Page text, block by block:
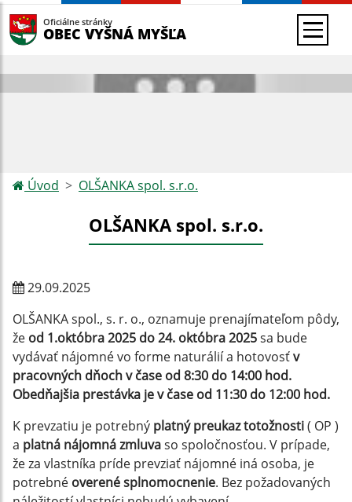
Oficiálne stránky
OBEC VYŠNÁ MYŠĽA
Úvod OLŠANKA spol. s.r.o.
OLŠANKA spol. s.r.o.
29.09.2025
OLŠANKA spol., s. r. o., oznamuje prenajímateľom pôdy,
že od 1.októbra 2025 do 24. októbra 2025sa bude
vydávať nájomné vo forme naturálií a hotovosťv
pracovných dňoch v čase od 8:30 do 14:00 hod.
Obedňajšia prestávka je v čase od 11:30 do 12:00 hod.
K prevzatiu je potrebný platný preukaz totožnosti( OP )
a platná nájomná zmluvaso spoločnosťou. V prípade,
že za vlastníka príde prevziať nájomné iná osoba, je
potrebné overené splnomocnenie. Bez požadovaných